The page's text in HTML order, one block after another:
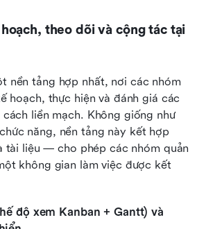
theo dõi và cộng tác tại
nền tảng hợp nhất, nơi các nhóm
hoạch, thực hiện và đánh giá các
liền mạch. Không giống như
năng, nền tảng này kết hợp
tài liệu — cho phép các nhóm quản
không gian làm việc được kết
độ xem Kanban + Gantt) và